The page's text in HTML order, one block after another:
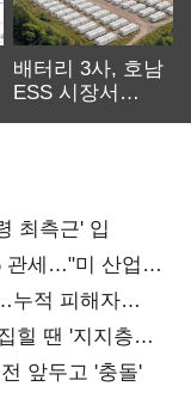
배터리 3사, 호남
ESS 시장서
최측근' 입
관세…"미 산업
누적 피해자
힐 땐 '지지층
앞두고 '충돌'